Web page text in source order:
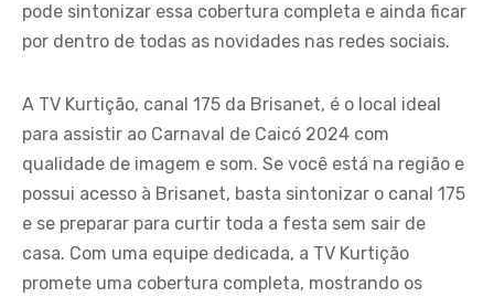
pode sintonizar essa cobertura completa e ainda ficar
por dentro de todas as novidades nas redes sociais.
A TV Kurtição, canal 175 da Brisanet, é o local ideal
para assistir ao Carnaval de Caicó 2024 com
qualidade de imagem e som. Se você está na região e
possui acesso à Brisanet, basta sintonizar o canal 175
e se preparar para curtir toda a festa sem sair de
casa. Com uma equipe dedicada, a TV Kurtição
promete uma cobertura completa, mostrando os